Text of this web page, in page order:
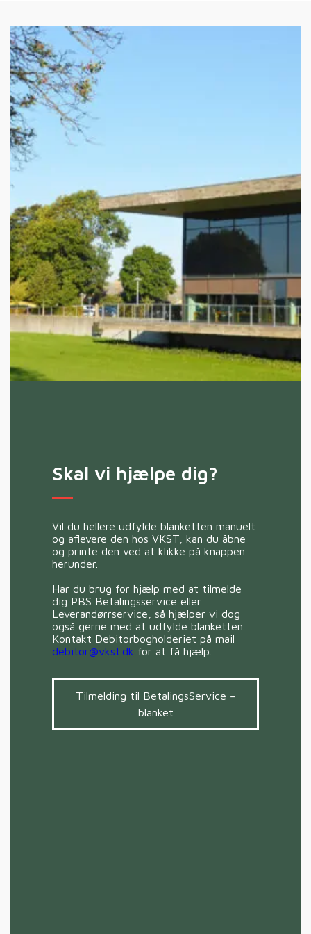
Skal vi hjælpe dig?
Vil du hellere udfylde blanketten manuelt
og aflevere den hos VKST, kan du åbne
og printe den ved at klikke på knappen
herunder.
Har du brug for hjælp med at tilmelde
dig PBS Betalingsservice eller
Leverandørrservice, så hjælper vi dog
også gerne med at udfylde blanketten.
Kontakt Debitorbogholderiet på mail
debitor@vkst.dk for at få hjælp.
Tilmelding til BetalingsService –
blanket